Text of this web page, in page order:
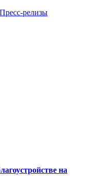
Пресс-релизы
на